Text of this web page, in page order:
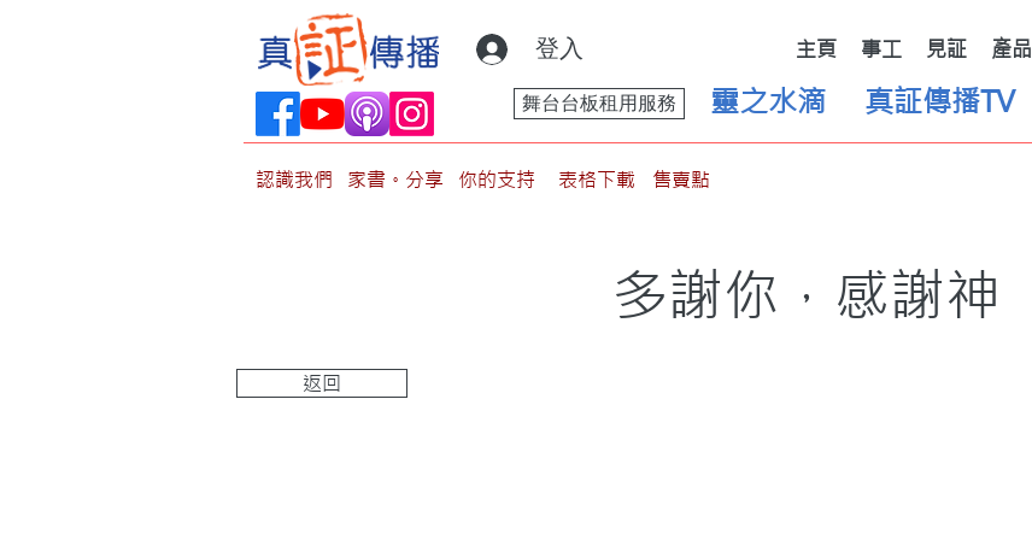
登入 主頁 事工 見証 產品
靈之水滴
舞台台板租用服務 真証傳播TV
認識我們 家書。分享 你的支持 表格下載 售賣點
多謝你，感謝神
返回